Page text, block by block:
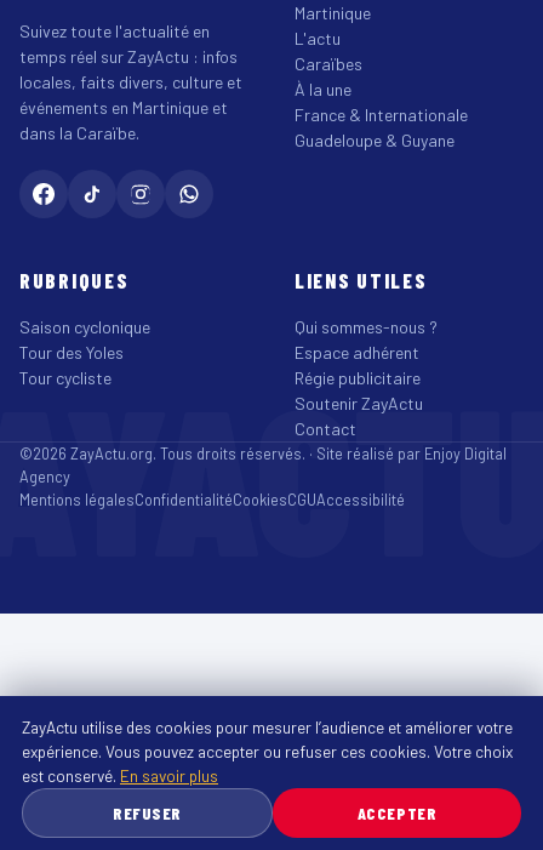
Suivez toute l'actualité en
temps réel sur ZayActu : infos
locales, faits divers, culture et
événements en Martinique et
dans la Caraïbe.
Martinique
L'actu
Caraïbes
À la une
France & Internationale
Guadeloupe & Guyane
RUBRIQUES
Saison cyclonique
Tour des Yoles
Tour cycliste
LIENS UTILES
Qui sommes-nous ?
Espace adhérent
Régie publicitaire
Soutenir ZayActu
Contact
©2026 ZayActu.org. Tous droits réservés. · Site réalisé par Enjoy Digital
Agency
Mentions légalesConfidentialitéCookiesCGUAccessibilité
ZayActu utilise des cookies pour mesurer l’audience et améliorer votre
expérience. Vous pouvez accepter ou refuser ces cookies. Votre choix
est conservé. En savoir plus
REFUSER
ACCEPTER